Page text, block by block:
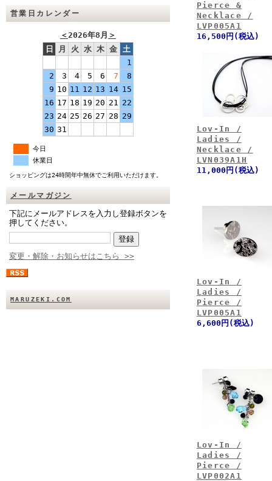
営業日カレンダー
＜2026年8月 ＞
日
月 火 水 木 金 土
1
2
3 4 5 6 7
8
9 10 11 12 13 14 15
16 17 18 19 20 21 22
23 24 25 26 27 28 29
30 31
今日
休業日
ショッピングは24時間年中無休でご利用いただけます。
メールマガジン
下記にメールアドレスを入力し登録ボタンを
押してください。
変更・解除・お知らせはこちら >>
MARUZEKI.COM
Pierce &
Necklace /
LVP005A1
16,500円(税込)
Lov-In /
Ladies /
Necklace /
LVN039A1H
11,000円(税込)
Lov-In /
Ladies /
Pierce /
LVP005A1
6,600円(税込)
Lov-In /
Ladies /
Pierce /
LVP002A1